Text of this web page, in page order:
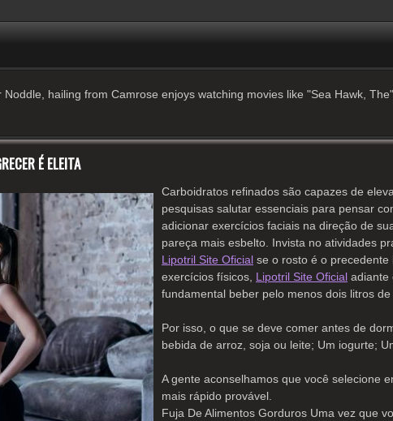
hailing from Camrose enjoys watching movies like "Sea Hawk,
É ELEITA
Carboidratos refinados são capazes de
pesquisas salutar essenciais para pensar
adicionar exercícios faciais na direção de
pareça mais esbelto. Invista no atividades
Lipotril Site Oficial se o rosto é o
exercícios físicos, Lipotril Site Oficial adiante
fundamental beber pelo menos dois litros
Por isso, o que se deve comer antes de
bebida de arroz, soja ou leite; Um iogurte;
A gente aconselhamos que você selecione
mais rápido provável.
Fuja De Alimentos Gorduros Uma vez que